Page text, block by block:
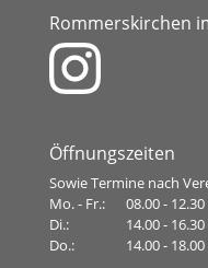
Rommerskirchen
Öffnungszeiten
Sowie Termine nach
Mo. - Fr.:
08.00 -
Di.:
14.00 -
Do.:
14.00 -